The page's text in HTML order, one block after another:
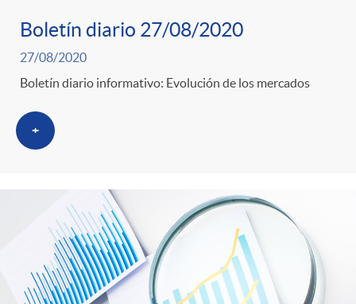
Boletín diario 27/08/2020
27/08/2020
Boletín diario informativo: Evolución de los mercados
+